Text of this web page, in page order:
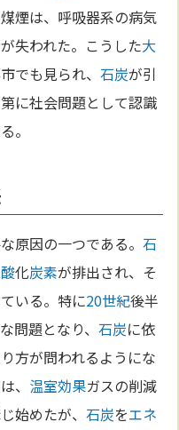
煙は、呼吸器系の病気
失われた。こうした大
でも見られ、石炭が引
に社会問題として認識
。
原因の一つである。石
酸化炭素が排出され、そ
いる。特に20世紀後半
問題となり、石炭に依
方が問われるようにな
、 温室効果ガスの削減
始めたが、石炭をエネ